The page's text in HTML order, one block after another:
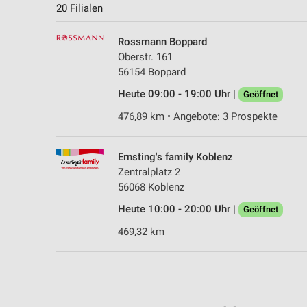
20 Filialen
Rossmann Boppard
Oberstr. 161
56154 Boppard
Heute 09:00 - 19:00 Uhr |
Geöffnet
476,89 km • Angebote: 3 Prospekte
Ernsting's family Koblenz
Zentralplatz 2
56068 Koblenz
Heute 10:00 - 20:00 Uhr |
Geöffnet
469,32 km